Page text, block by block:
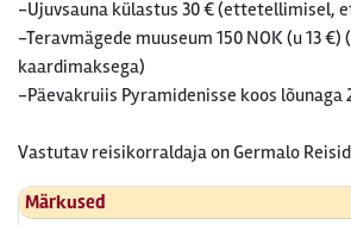
-Ujuvsauna külastus 30 € (ettetellimisel,
-Teravmägede muuseum 150 NOK (u 13
kaardimaksega)
-Päevakruiis Pyramidenisse koos lõunaga
Vastutav reisikorraldaja on Germalo Reisid
Märkused